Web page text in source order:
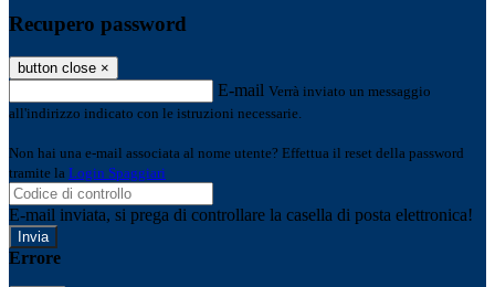
Recupero password
button close ×
E-mail Verrà inviato un messaggio
all'indirizzo indicato con le istruzioni necessarie.
Non hai una e-mail associata al nome utente? Effettua il reset della password
tramite la Login Spaggiari
E-mail inviata, si prega di controllare la casella di posta elettronica!
Errore